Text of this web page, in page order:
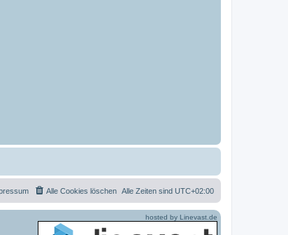
Alle Zeiten sind UTC+02:00
Alle Cookies löschen
hosted by Linevast.de